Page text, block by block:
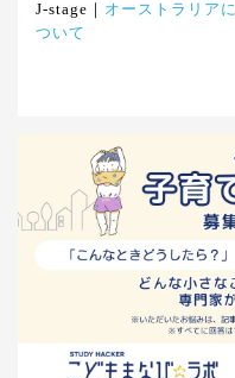
J-stage｜ オーストラリア
ついて